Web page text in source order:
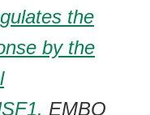
the
by the
EMBO